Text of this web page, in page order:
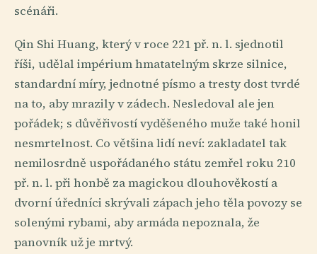
scénáři.
Qin Shi Huang, který v roce 221 př. n. l. sjednotil
říši, udělal impérium hmatatelným skrze silnice,
standardní míry, jednotné písmo a tresty dost tvrdé
na to, aby mrazily v zádech. Nesledoval ale jen
pořádek; s důvěřivostí vyděšeného muže také honil
nesmrtelnost. Co většina lidí neví: zakladatel tak
nemilosrdně uspořádaného státu zemřel roku 210
př. n. l. při honbě za magickou dlouhověkostí a
dvorní úředníci skrývali zápach jeho těla povozy se
solenými rybami, aby armáda nepoznala, že
panovník už je mrtvý.